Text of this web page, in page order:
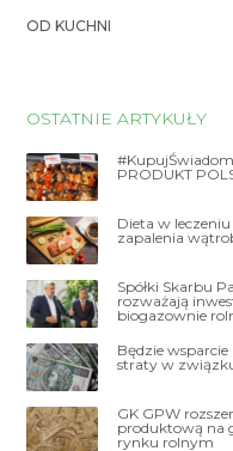
OD KUCHNI
OSTATNIE ARTYKUŁY
PRODUKT
Dieta w
zapalenia
Spółki Skarbu
rozważają
biogazownie
Będzie
straty w
GK GPW
produktową na
rynku rolnym